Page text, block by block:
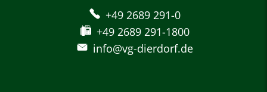
+49 2689 291-0
+49 2689 291-1800
info@vg-dierdorf.de